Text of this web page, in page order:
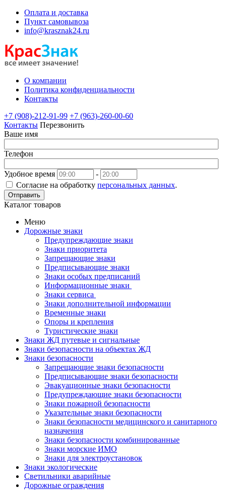
Оплата и доставка
Пункт самовывоза
info@krasznak24.ru
О компании
Политика конфиденциальности
Контакты
+7 (908)-212-91-99 +7 (963)-260-00-60
Контакты Перезвонить
Ваше имя
Телефон
Удобное время
-
Согласие на обработку персональных данных.
Отправить
Каталог товаров
Меню
Дорожные знаки
Предупреждающие знаки
Знаки приоритета
Запрещающие знаки
Предписывающие знаки
Знаки особых предписаний
Информационные знаки
Знаки сервиса
Знаки дополнительной информации
Временные знаки
Опоры и крепления
Туристические знаки
Знаки ЖД путевые и сигнальные
Знаки безопасности на объектах ЖД
Знаки безопасности
Запрещающие знаки безопасности
Предписывающие знаки безопасности
Эвакуационные знаки безопасности
Предупреждающие знаки безопасности
Знаки пожарной безопасности
Указательные знаки безопасности
Знаки безопасности медицинского и санитарного
назначения
Знаки безопасности комбинированные
Знаки морские ИМО
Знаки для электроустановок
Знаки экологические
Светильники аварийные
Дорожные ограждения